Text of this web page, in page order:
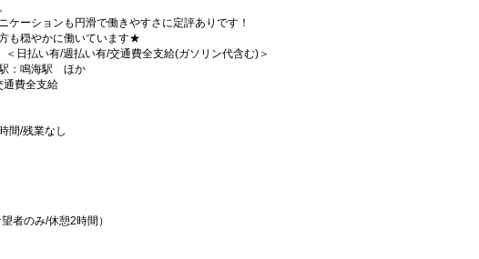
ケーションも円滑で働きやすさに定評ありです！
も穏やかに働いています★
日払い有/週払い有/交通費全支給(ガソリン代含む)＞
：鳴海駅 ほか
通費全支給
間/残業なし
者のみ/休憩2時間）